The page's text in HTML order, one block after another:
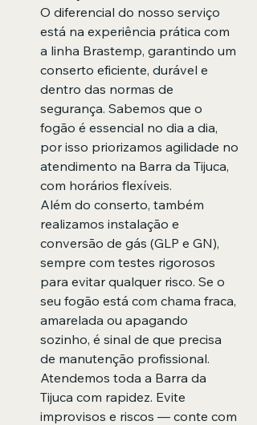
O diferencial do nosso serviço
está na experiência prática com
a linha Brastemp, garantindo um
conserto eficiente, durável e
dentro das normas de
segurança. Sabemos que o
fogão é essencial no dia a dia,
por isso priorizamos agilidade no
atendimento na Barra da Tijuca,
com horários flexíveis.
Além do conserto, também
realizamos instalação e
conversão de gás (GLP e GN),
sempre com testes rigorosos
para evitar qualquer risco. Se o
seu fogão está com chama fraca,
amarelada ou apagando
sozinho, é sinal de que precisa
de manutenção profissional.
Atendemos toda a Barra da
Tijuca com rapidez. Evite
improvisos e riscos — conte com